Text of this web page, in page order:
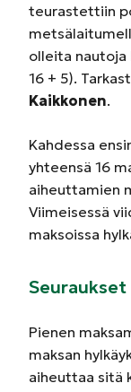
teurastettiin
olleita nautoja
16 + 5).
Kaikkonen.
Kahdessa
yhteensä 16
aiheuttamien
Viimeisessä
maksoissa
Pienen
maksan
aiheuttaa sitä